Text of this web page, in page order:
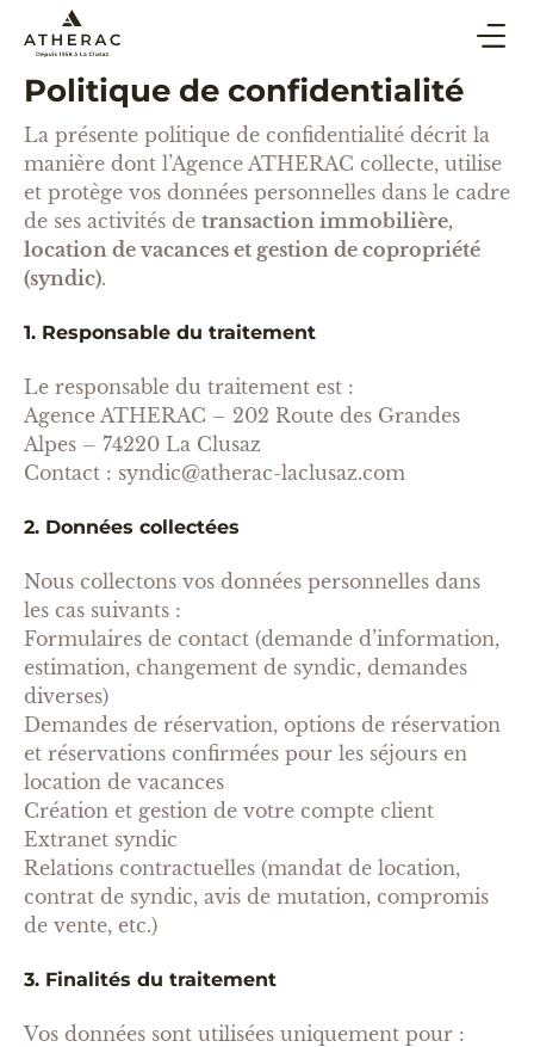
ACHAT & VENTE
SYNDIC
LOCATION DE VACANCES
AGENCE
ESTIMER
CONTACT
Politique de confidentialité
La présente politique de confidentialité décrit la
manière dont l’Agence ATHERAC collecte, utilise
et protège vos données personnelles dans le cadre
de ses activités de transaction immobilière,
location de vacances et gestion de copropriété
(syndic).
1. Responsable du traitement
Le responsable du traitement est :
Agence ATHERAC – 202 Route des Grandes
Alpes – 74220 La Clusaz
Contact : syndic@atherac-laclusaz.com
2. Données collectées
Nous collectons vos données personnelles dans
les cas suivants :
Formulaires de contact (demande d’information,
estimation, changement de syndic, demandes
diverses)
Demandes de réservation, options de réservation
et réservations confirmées pour les séjours en
location de vacances
Création et gestion de votre compte client
Extranet syndic
Relations contractuelles (mandat de location,
contrat de syndic, avis de mutation, compromis
de vente, etc.)
3. Finalités du traitement
Vos données sont utilisées uniquement pour :